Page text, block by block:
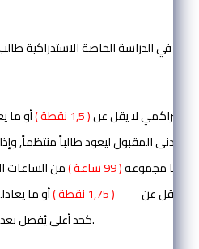
يقبل في الدراسة الخاصة الاستدراكية
التراكمي لا يقل عن( 1,5 نقطة )
أو ما
الادنى المقبول ليعود طالباً منتظماً,
ما مجموعه( 99 ساعة )
من الساعات
لا يقل عن ( 1,75 نقطة )
أو ما
كحد أعلى يُفصلنقطتين.